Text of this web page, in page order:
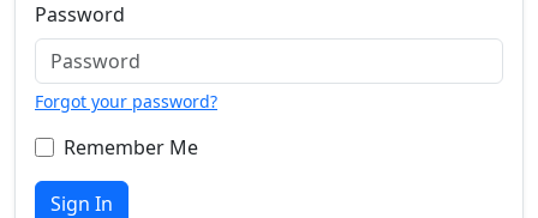
Password
Forgot your password?
Remember Me
Sign In